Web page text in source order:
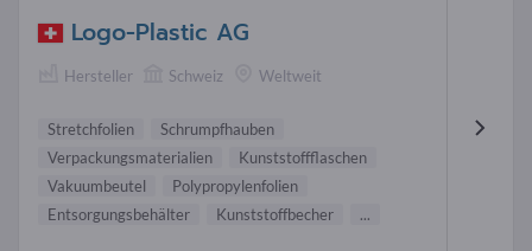
Logo-Plastic AG
Hersteller Schweiz Weltweit
Stretchfolien
Schrumpfhauben
Verpackungsmaterialien
Kunststoffflaschen
Vakuumbeutel
Polypropylenfolien
Entsorgungsbehälter
Kunststoffbecher ...